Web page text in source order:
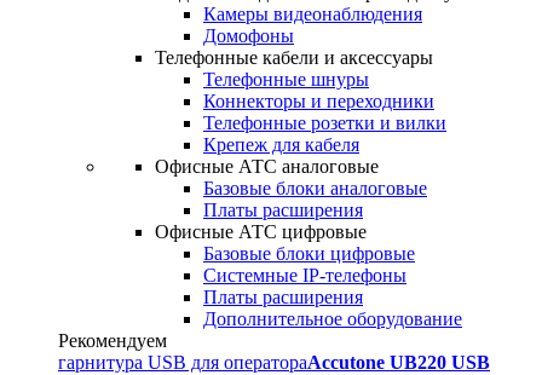
Камеры видеонаблюдения
Домофоны
Телефонные кабели и аксессуары
Телефонные шнуры
Коннекторы и переходники
Телефонные розетки и вилки
Крепеж для кабеля
Офисные АТС аналоговые
Базовые блоки аналоговые
Платы расширения
Офисные АТС цифровые
Базовые блоки цифровые
Системные IP-телефоны
Платы расширения
Дополнительное оборудование
Рекомендуем
гарнитура USB для оператораAccutone UB220 USB